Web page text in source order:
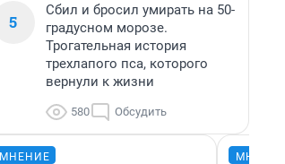
5
Сбил и бросил умирать на 50-
градусном морозе.
Трогательная история
трехлапого пса, которого
вернули к жизни
580 Обсудить
МНЕНИЕ